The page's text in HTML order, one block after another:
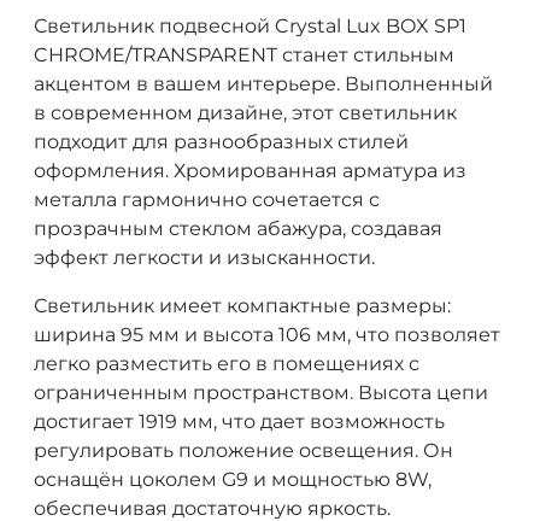
Светильник подвесной Crystal Lux BOX SP1
CHROME/TRANSPARENT станет стильным
акцентом в вашем интерьере. Выполненный
в современном дизайне, этот светильник
подходит для разнообразных стилей
оформления. Хромированная арматура из
металла гармонично сочетается с
прозрачным стеклом абажура, создавая
эффект легкости и изысканности.
Светильник имеет компактные размеры:
ширина 95 мм и высота 106 мм, что позволяет
легко разместить его в помещениях с
ограниченным пространством. Высота цепи
достигает 1919 мм, что дает возможность
регулировать положение освещения. Он
оснащён цоколем G9 и мощностью 8W,
обеспечивая достаточную яркость.